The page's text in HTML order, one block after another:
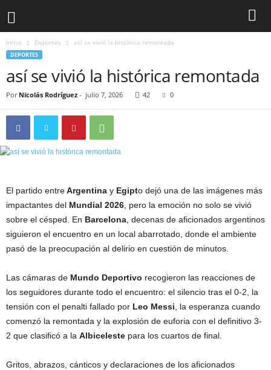
Inicio Deportes así se vivió la histórica remontada
DEPORTES
así se vivió la histórica remontada
Por Nicolás Rodríguez - julio 7, 2026 42 0
El partido entreArgentina y Egipto dejó una de las imágenes más
impactantes del Mundial 2026 , pero la emoción no solo se vivió
sobre el césped. En Barcelona , decenas de aficionados argentinos
siguieron el encuentro en un local abarrotado, donde el ambiente
pasó de la preocupación al delirio en cuestión de minutos.
Las cámaras de Mundo Deportivo recogieron las reacciones de
los seguidores durante todo el encuentro: el silencio tras el 0-2, la
tensión con el penalti fallado por Leo Messi , la esperanza cuando
comenzó la remontada y la explosión de euforia con el definitivo 3-
2 que clasificó a la Albiceleste para los cuartos de final.
Gritos, abrazos, cánticos y declaraciones de los aficionados